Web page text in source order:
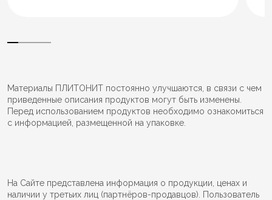
Материалы ПЛИТОНИТ постоянно улучшаются, в связи с чем
приведенные описания продуктов могут быть изменены.
Перед использованием продуктов необходимо ознакомиться
с информацией, размещенной на упаковке.
На Сайте представлена информация о продукции, ценах и
наличии у третьих лиц (партнёров-продавцов). Пользователь